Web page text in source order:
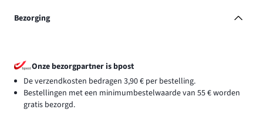
Bezorging
Onze bezorgpartner is bpost
De verzendkosten bedragen 3,90 € per bestelling.
Bestellingen met een minimumbestelwaarde van 55 € worden
gratis bezorgd.